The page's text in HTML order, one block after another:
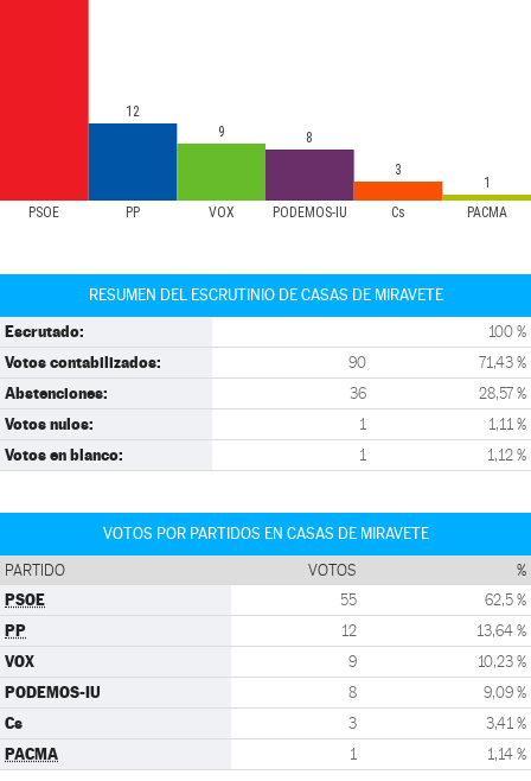
PSOE PP VOX PODEMOS-IU Cs PACMA
12
9
8
3
1
RESUMEN DEL ESCRUTINIO DE CASAS DE MIRAVETE
Escrutado: 100 %
Votos contabilizados: 90 71,43 %
Abstenciones: 36 28,57 %
Votos nulos: 1 1,11 %
Votos en blanco: 1 1,12 %
VOTOS POR PARTIDOS EN CASAS DE MIRAVETE
PARTIDO VOTOS %
PSOE 55 62,5 %
PP 12 13,64 %
VOX 9 10,23 %
PODEMOS-IU 8 9,09 %
Cs 3 3,41 %
PACMA 1 1,14 %